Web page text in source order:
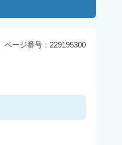
ページ番号：229195300